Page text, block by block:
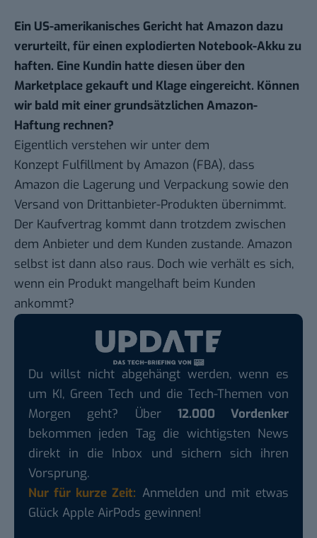
Ein US-amerikanisches Gericht hat Amazon dazu
verurteilt, für einen explodierten Notebook-Akku zu
haften. Eine Kundin hatte diesen über den
Marketplace gekauft und Klage eingereicht. Können
wir bald mit einer grundsätzlichen Amazon-
Haftung rechnen?
Eigentlich verstehen wir unter dem
Konzept Fulfillment by Amazon (FBA), dass
Amazon die Lagerung und Verpackung sowie den
Versand von Drittanbieter-Produkten übernimmt.
Der Kaufvertrag kommt dann trotzdem zwischen
dem Anbieter und dem Kunden zustande. Amazon
selbst ist dann also raus. Doch wie verhält es sich,
wenn ein Produkt mangelhaft beim Kunden
ankommt?
Du willst nicht abgehängt werden, wenn es
um KI, Green Tech und die Tech-Themen von
Morgen geht? Über 12.000 Vordenker
bekommen jeden Tag die wichtigsten News
direkt in die Inbox und sichern sich ihren
Vorsprung.
Nur für kurze Zeit: Anmelden und mit etwas
Glück Apple AirPods gewinnen!